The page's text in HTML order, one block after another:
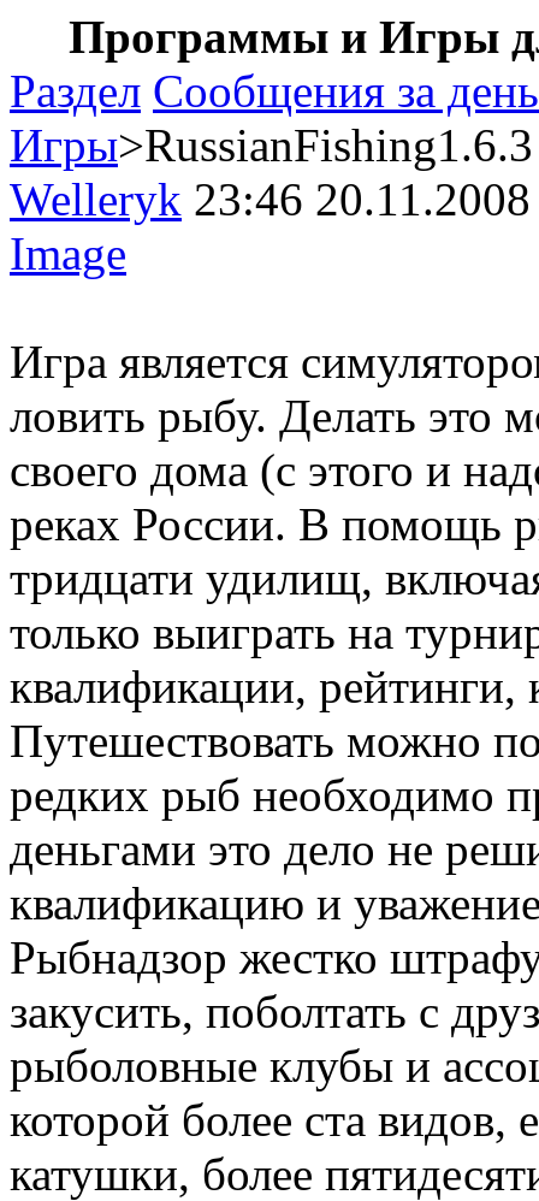
Программы и Игры
Раздел Сообщения за день
Игры>RussianFishing1.6.3
Welleryk 23:46 20.11.2008
Image
Игра является
ловить рыбу. Делать это
своего дома (с этого и
реках России. В помощь
тридцати удилищ,
только выиграть на
квалификации, рейтинги,
Путешествовать можно
редких рыб необходимо
деньгами это дело не
квалификацию и
Рыбнадзор жестко
закусить, поболтать с
рыболовные клубы и
которой более ста видов,
катушки, более